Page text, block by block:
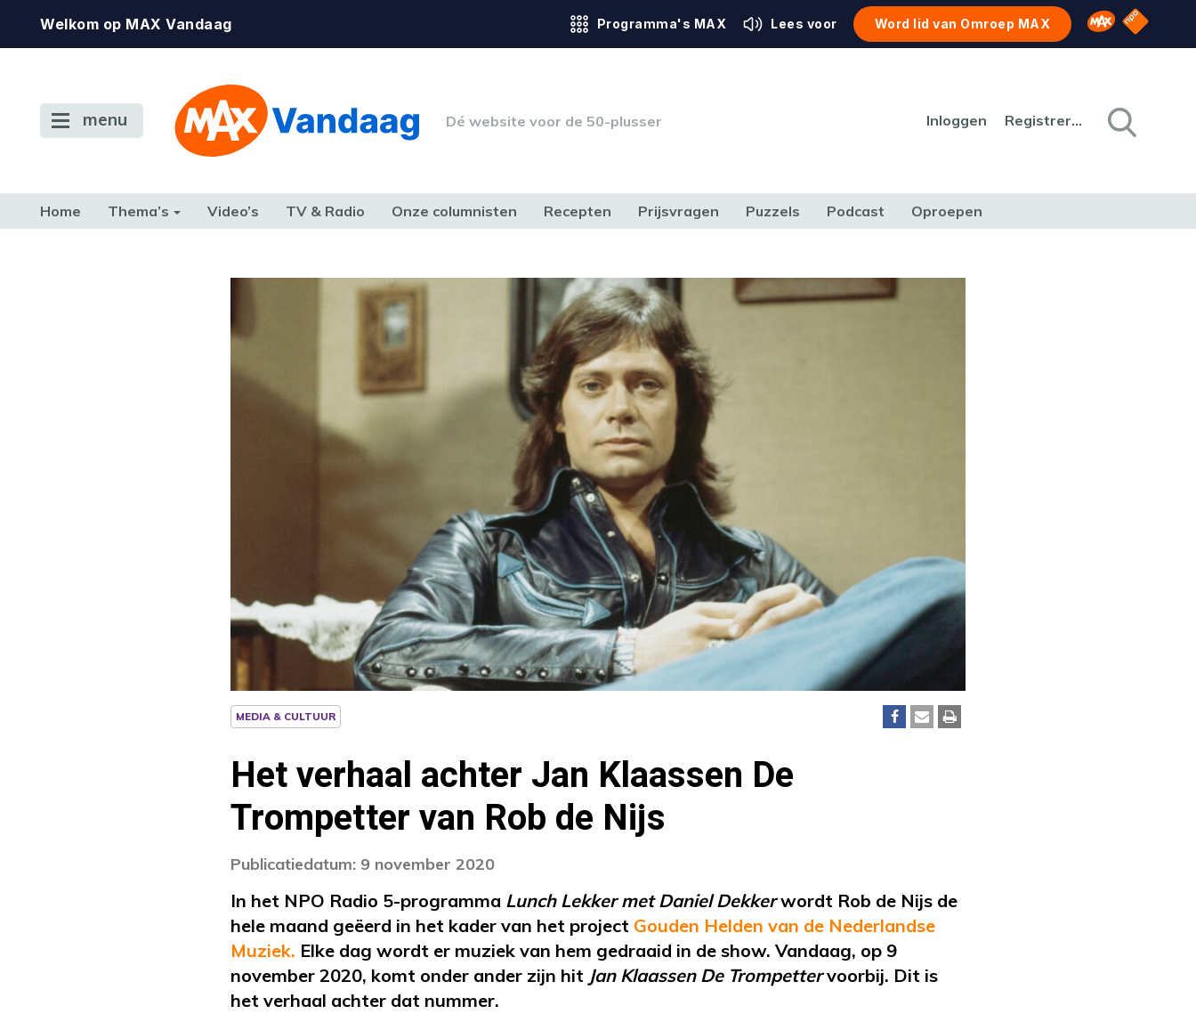
Welkom op MAX Vandaag Programma's MAX Lees voor Word lid van Omroep MAX Omroep MAX
NPO
menu Dé website voor de 50-plusser Inloggen Registreren
Home Thema’s Video’s TV & Radio Onze columnisten Recepten Prijsvragen Puzzels Podcast Oproepen
MEDIA & CULTUUR
Het verhaal achter Jan Klaassen De
Trompetter van Rob de Nijs
Publicatiedatum: 9 november 2020
In het NPO Radio 5-programma Lunch Lekker met Daniel Dekkerwordt Rob de Nijs de
hele maand geëerd in het kader van het project Gouden Helden van de Nederlandse
Muziek. Elke dag wordt er muziek van hem gedraaid in de show. Vandaag, op 9
november 2020, komt onder ander zijn hit Jan Klaassen De Trompettervoorbij. Dit is
het verhaal achter dat nummer.